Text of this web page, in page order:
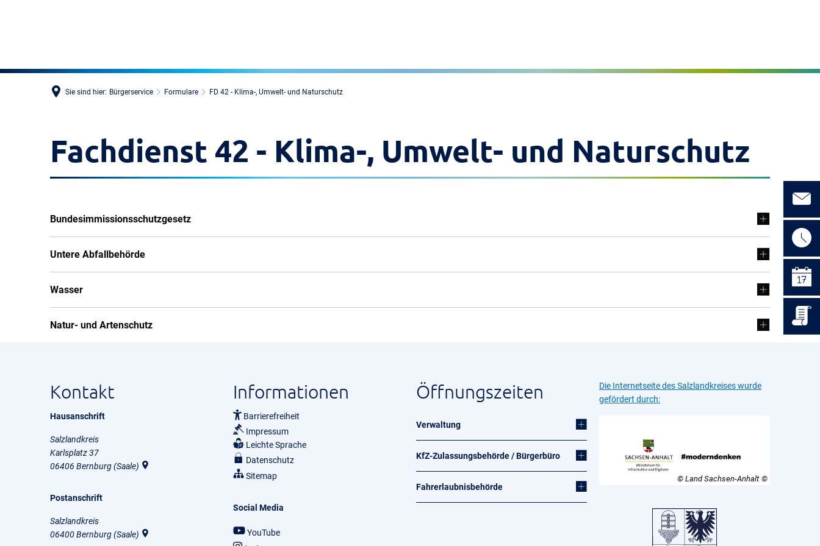
Sie sind hier: Bürgerservice Formulare FD 42 - Klima-, Umwelt- und Naturschutz
Fachdienst 42 - Klima-, Umwelt- und Naturschutz
Bundesimmissionsschutzgesetz
Untere Abfallbehörde
Wasser
Natur- und Artenschutz
Kontakt
Hausanschrift
Salzlandkreis
Karlsplatz 37
06406 Bernburg (Saale)
Postanschrift
Salzlandkreis
06400Bernburg (Saale)
Informationen
Barrierefreiheit
Impressum
Leichte Sprache
Datenschutz
Sitemap
Social Media
YouTube
Öffnungszeiten
Verwaltung
KfZ-Zulassungsbehörde / Bürgerbüro
Fahrerlaubnisbehörde
Die Internetseite des Salzlandkreises wurde
gefördert durch:
© Land Sachsen-Anhalt